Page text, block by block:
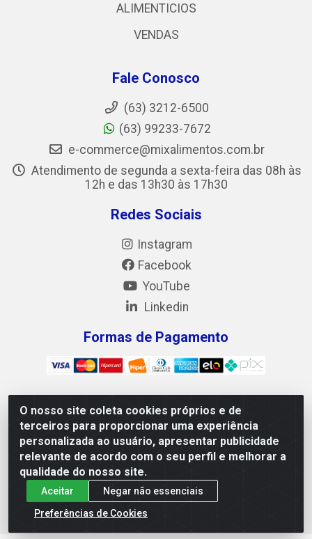
O nosso site coleta cookies próprios e de
terceiros para proporcionar uma experiência
personalizada ao usuário, apresentar publicidade
relevante de acordo com o seu perfil e melhorar a
qualidade do nosso site.
Aceitar
Negar não essenciais
Preferências de Cookies
ALIMENTICIOS
VENDAS
Fale Conosco
(63) 3212-6500
(63) 99233-7672
e-commerce@mixalimentos.com.br
Atendimento de segunda a sexta-feira das 08h às
12h e das 13h30 às 17h30
Redes Sociais
Instagram
Facebook
YouTube
Linkedin
Formas de Pagamento
Mix Alimentos LTDA - Quadra Asr Ne 55 (412 Norte), Alameda
02, S/N - Plano Diretor Norte, Palmas/TO - CEP 77.006-540 -
CNPJ 05.922.500/0001-02